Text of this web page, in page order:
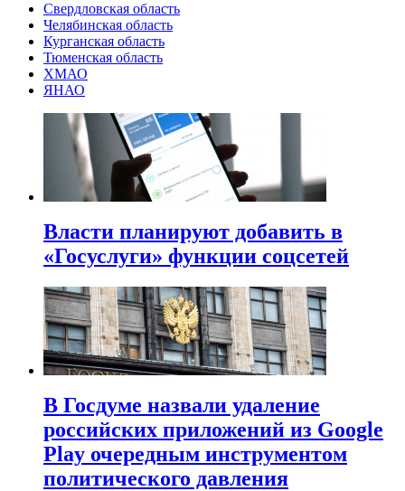
Свердловская область
Челябинская область
Курганская область
Тюменская область
ХМАО
ЯНАО
Власти планируют добавить в
«Госуслуги» функции соцсетей
В Госдуме назвали удаление
российских приложений из Google
Play очередным инструментом
политического давления